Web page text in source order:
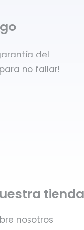
del
no fallar!
tienda
nosotros